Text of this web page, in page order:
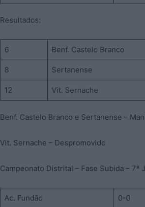
Resultados:
6 Benf. Castelo Branco
8 Sertanense
12 Vit. Sernache
Benf. Castelo Branco e Sertanense –
Vit. Sernache – Despromovido
Campeonato Distrital – Fase Subida – 7ª
Ac. Fundão 0-0